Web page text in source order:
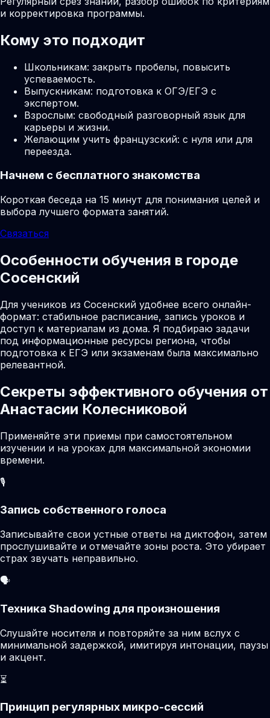
и корректировка программы.
Кому это подходит
Школьникам: закрыть пробелы, повысить
успеваемость.
Выпускникам: подготовка к ОГЭ/ЕГЭ с
экспертом.
Взрослым: свободный разговорный язык для
карьеры и жизни.
Желающим учить французский: с нуля или для
переезда.
Начнем с бесплатного знакомства
Короткая беседа на 15 минут для понимания целей и
выбора лучшего формата занятий.
Связаться
Особенности обучения в городе
Сосенский
Для учеников из Сосенский удобнее всего онлайн-
формат: стабильное расписание, запись уроков и
доступ к материалам из дома. Я подбираю задачи
под информационные ресурсы региона, чтобы
подготовка к ЕГЭ или экзаменам была максимально
релевантной.
Секреты эффективного обучения от
Анастасии Колесниковой
Применяйте эти приемы при самостоятельном
изучении и на уроках для максимальной экономии
времени.
🎙️
Запись собственного голоса
Записывайте свои устные ответы на диктофон, затем
прослушивайте и отмечайте зоны роста. Это убирает
страх звучать неправильно.
🗣️
Техника Shadowing для произношения
Слушайте носителя и повторяйте за ним вслух с
минимальной задержкой, имитируя интонации, паузы
и акцент.
⏳
Принцип регулярных микро-сессий